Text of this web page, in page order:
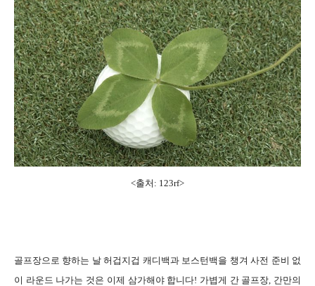
<출처: 123rf>
골프장으로 향하는 날 허겁지겁 캐디백과 보스턴백을 챙겨 사전 준비 없
이 라운드 나가는 것은 이제 삼가해야 합니다! 가볍게 간 골프장, 간만의